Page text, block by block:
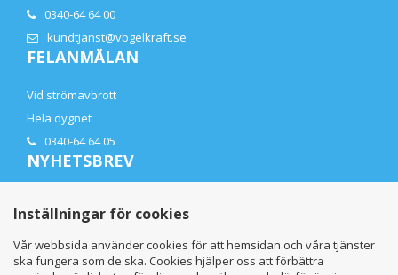
0340-64 64 00
kundtjanst@vbgelkraft.se
FELANMÄLAN
Vid strömavbrott
Hela dygnet
0340-64 64 05
NYHETSBREV
Inställningar för cookies
Vår webbsida använder cookies för att hemsidan och våra tjänster
ska fungera som de ska. Cookies hjälper oss att förbättra